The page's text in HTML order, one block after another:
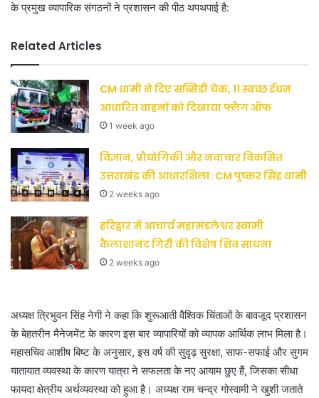
के प्रमुख व्यापारिक संगठनों ने प्रशासन की पीठ थपथपाई है:
Related Articles
CM धामी ने दिए सब्सिडी चेक, 11 स्वच्छ ईंधन
आधारित वाहनों को दिखाया फ्लैग ऑफ
1 week ago
विज्ञान, प्रौद्योगिकी और नवाचार विकसित
उत्तराखंड की आधारशिला: CM पुष्कर सिंह धामी
2 weeks ago
हरिद्वार में आचार्य महामंडलेश्वर स्वामी
कैलाशानंद गिरी की विशेष शिव साधना
2 weeks ago
अध्यक्ष त्रिभुवन सिंह नेगी ने कहा कि शुरूआती वैश्विक चिंताओं के बावजूद प्रशासन
के बेहतरीन मैनेजमेंट के कारण इस बार व्यापारियों को व्यापक आर्थिक लाभ मिला है।
महासचिव आशीष बिष्ट के अनुसार, इस वर्ष की सुदृढ़ सुरक्षा, साफ-सफाई और सुगम
यातायात व्यवस्था के कारण यात्रा ने सफलता के नए आयाम छुए हैं, जिसका सीधा
फायदा क्षेत्रीय अर्थव्यवस्था को हुआ है। अध्यक्ष राम चन्द्र गोस्वामी ने खुशी जताते